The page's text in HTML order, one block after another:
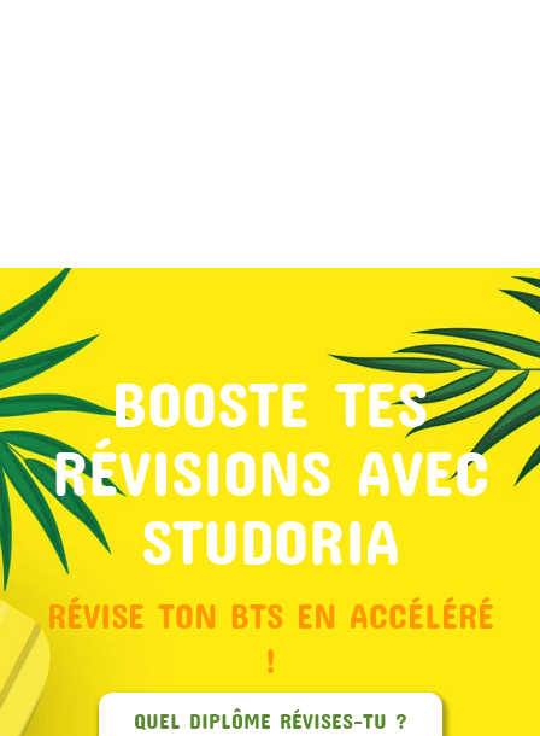
BOOSTE TES
RÉVISIONS AVEC
STUDORIA
RÉVISE TON BTS EN ACCÉLÉRÉ
!
QUEL DIPLÔME RÉVISES-TU ?